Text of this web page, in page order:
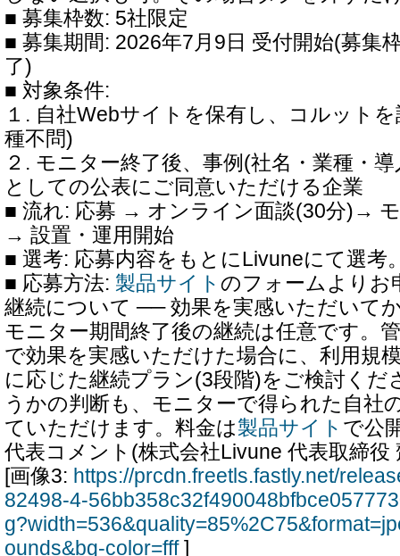
■ 募集枠数: 5社限定
■ 募集期間: 2026年7月9日 受付開始(募集
了)
■ 対象条件:
１. 自社Webサイトを保有し、コルット
種不問)
２. モニター終了後、事例(社名・業種・
としての公表にご同意いただける企業
■ 流れ: 応募 → オンライン面談(30分)→
→ 設置・運用開始
■ 選考: 応募内容をもとにLivuneにて選考
■ 応募方法: 製品サイト のフォームよりお
継続について ── 効果を実感いただいて
モニター期間終了後の継続は任意です。
で効果を実感いただけた場合に、利用規
に応じた継続プラン(3段階)をご検討くだ
うかの判断も、モニターで得られた自社
ていただけます。料金は製品サイト で公
代表コメント(株式会社Livune 代表取締役
[画像3: https://prcdn.freetls.fastly.net/
82498-4-
ounds&bg-color=fff]